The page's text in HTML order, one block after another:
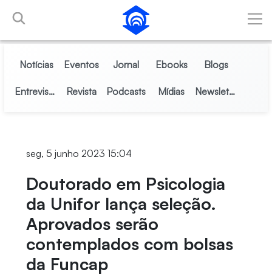
Pular para o Conteúdo principal
Notícias Eventos Jornal Ebooks Blogs
Entrevistas Revista Podcasts Mídias Newsletter
seg, 5 junho 2023 15:04
Doutorado em Psicologia
da Unifor lança seleção.
Aprovados serão
contemplados com bolsas
da Funcap